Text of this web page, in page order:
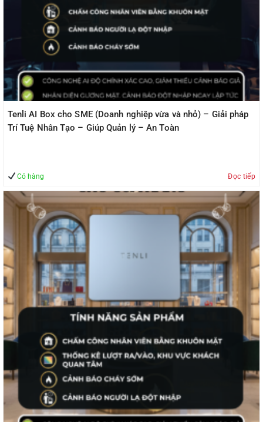
Tenli AI Box cho SME (Doanh nghiệp vừa và nhỏ) – Giải pháp
Trí Tuệ Nhân Tạo – Giúp Quản lý – An Toàn
Có hàng Đọc tiếp